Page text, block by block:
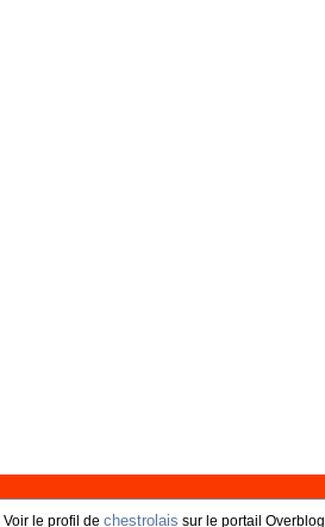
Voir le profil de chestrolais sur le portail Overblog